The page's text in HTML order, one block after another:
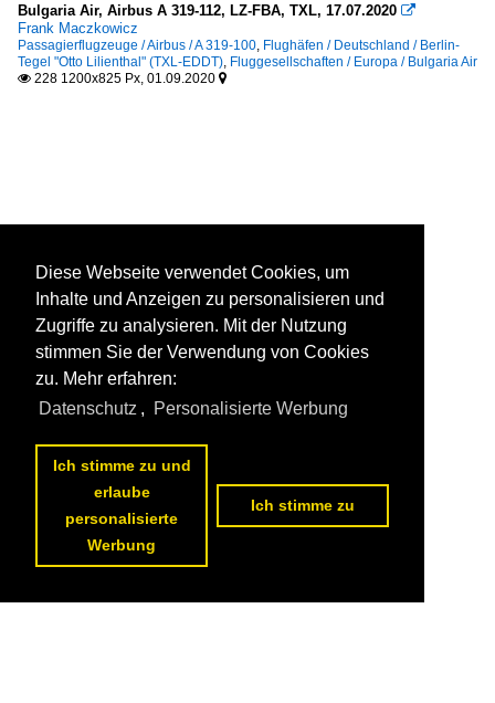
Bulgaria Air, Airbus A 319-112, LZ-FBA, TXL, 17.07.2020 
Frank Maczkowicz
Passagierflugzeuge / Airbus / A 319-100 Flughäfen / Deutschland / Berlin-
Tegel "Otto Lilienthal" (TXL-EDDT) Fluggesellschaften / Europa / Bulgaria Air
 228 1200x825 Px, 01.09.2020 
Diese Webseite verwendet Cookies, um
Inhalte und Anzeigen zu personalisieren und
Zugriffe zu analysieren. Mit der Nutzung
stimmen Sie der Verwendung von Cookies
zu. Mehr erfahren:
Datenschutz , Personalisierte Werbung
Ich stimme zu und
erlaube
personalisierte
Werbung
Ich stimme zu